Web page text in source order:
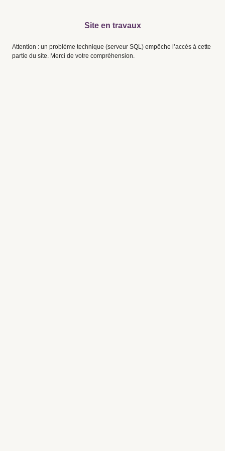
Site en travaux
Attention : un problème technique (serveur SQL) empêche l’accès à cette
partie du site. Merci de votre compréhension.